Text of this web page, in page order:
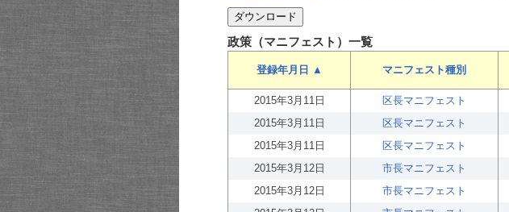
政策（マニフェスト）一覧
登録年月日 ▲ マニフェスト種別
2015年3月11日
区長マニフェスト
2015年3月11日
区長マニフェスト
2015年3月11日
区長マニフェスト
2015年3月12日
市長マニフェスト
2015年3月12日
市長マニフェスト